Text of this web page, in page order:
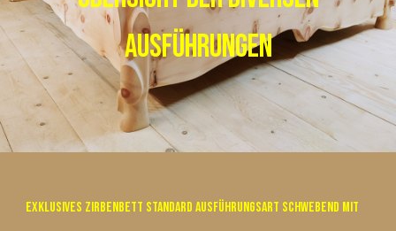
Ausführungen
Exklusives Zirbenbett Standard Ausführungsart schwebend mit